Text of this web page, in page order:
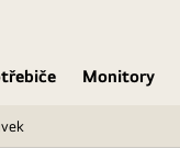
Monitory